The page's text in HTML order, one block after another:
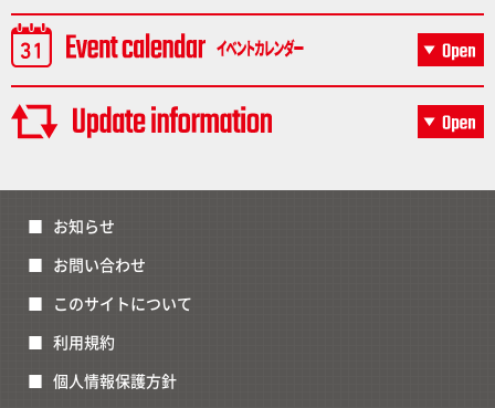
お知らせ
お問い合わせ
このサイトについて
利用規約
個人情報保護方針